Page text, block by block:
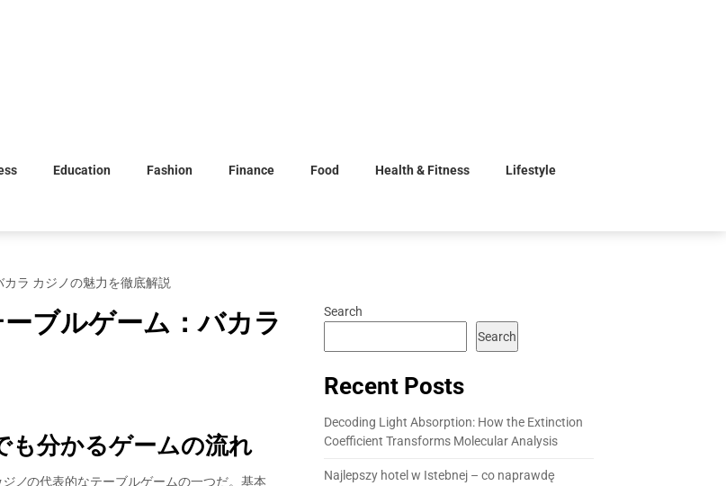
Education Fashion Finance Food Health & Fitness Lifestyle
ラ カジノの魅力を徹底解説
ブルゲーム：バカラ
も分かるゲームの流れ
ジノの代表的なテーブルゲームの一つだ。基本
Search
Search
Recent Posts
Decoding Light Absorption: How the Extinction
Coefficient Transforms Molecular Analysis
Najlepszy hotel w Istebnej – co naprawdę